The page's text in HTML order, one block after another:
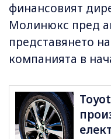
финансовият
Молинюкс пред
представянето
компанията в